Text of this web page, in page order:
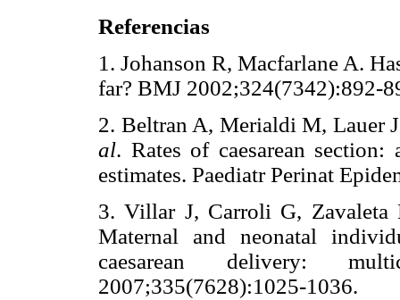
Referencias
1. Johanson R, Macfarlane A.
far? BMJ
2. Beltran A, Merialdi M, Lauer
al. Rates of caesarean
estimates. Paediatr Perinat
3. Villar J, Carroli G, Zavaleta
Maternal and neonatal
caesarean delivery:
2007;335(7628):1025-